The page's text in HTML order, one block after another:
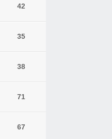
42
35
38
71
67